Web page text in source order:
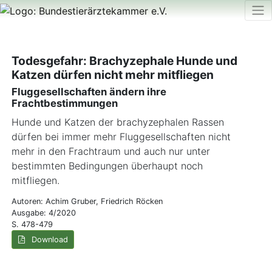
Todesgefahr: Brachyzephale Hunde und
Katzen dürfen nicht mehr mitfliegen
Fluggesellschaften ändern ihre
Frachtbestimmungen
Hunde und Katzen der brachyzephalen Rassen
dürfen bei immer mehr Fluggesellschaften nicht
mehr in den Frachtraum und auch nur unter
bestimmten Bedingungen überhaupt noch
mitfliegen.
Autoren: Achim Gruber, Friedrich Röcken
Ausgabe: 4/2020
S. 478-479
Download